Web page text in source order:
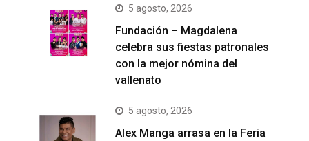
5 agosto, 2026
Fundación – Magdalena
celebra sus fiestas patronales
con la mejor nómina del
vallenato
5 agosto, 2026
Alex Manga arrasa en la Feria